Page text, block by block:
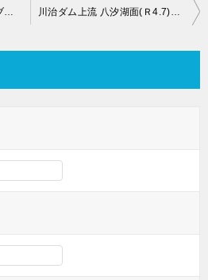
湯西川ダム下流右岸のライブカメラ【栃木県日光市西川】 川治ダム上流 八汐湖面(Ｒ4.7)のライブカメラ【栃木県日光市川治温泉川治】